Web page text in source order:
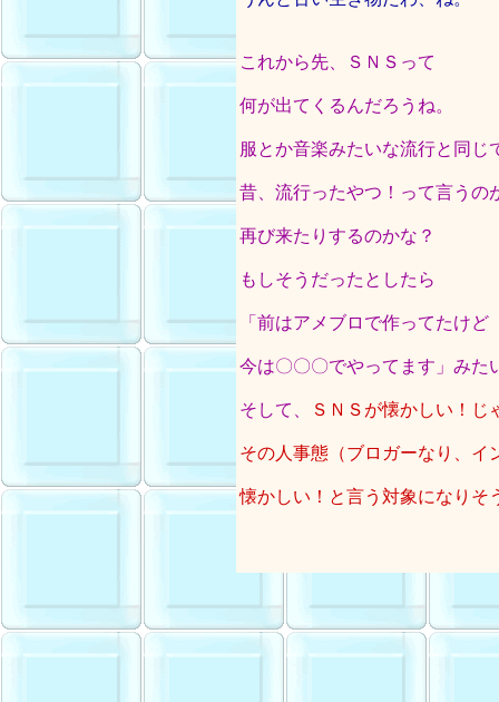
これから先、ＳＮＳって
何が出てくるんだろうね。
服とか音楽みたいな流行と同じ
昔、流行ったやつ！って言うの
再び来たりするのかな？
もしそうだったとしたら
「前はアメブロで作ってたけど
今は〇〇〇でやってます」みた
そして、 ＳＮＳが懐かしい！じ
その人事態（ブロガーなり、イ
懐かしい！と言う対象になりそ